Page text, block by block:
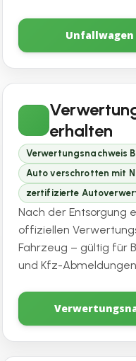
erhalten
Verwertungsnachweis
Auto verschrotten mit
zertifizierte
Nach der Entsorgung
offiziellen
Fahrzeug – gültig für
und Kfz-Abmeldungen.